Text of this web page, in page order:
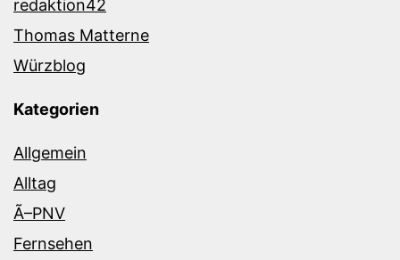
redaktion42
Thomas Matterne
Würzblog
Kategorien
Allgemein
Alltag
Ã–PNV
Fernsehen